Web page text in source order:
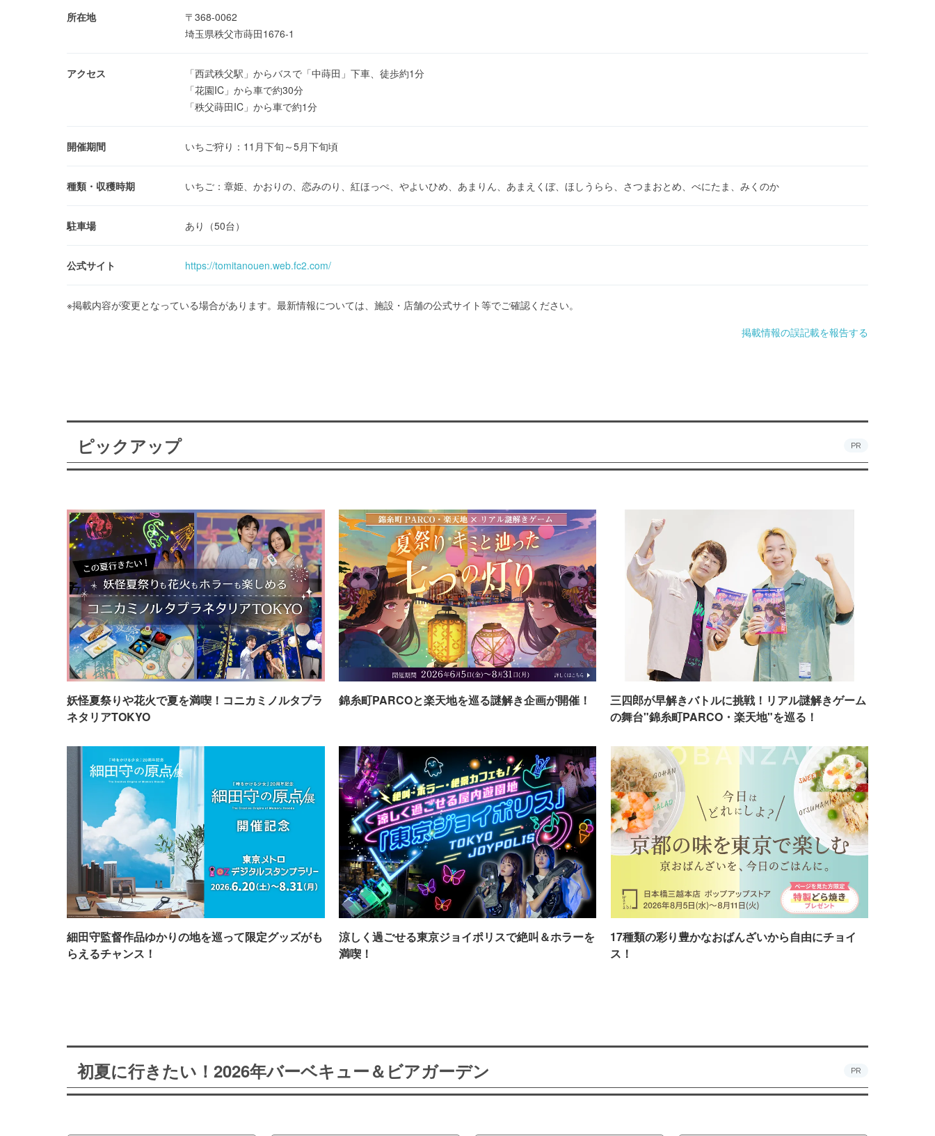
所在地
〒368-0062
埼玉県秩父市蒔田1676-1
アクセス
「西武秩父駅」からバスで「中蒔田」下車、徒歩約1分
「花園IC」から車で約30分
「秩父蒔田IC」から車で約1分
開催期間 いちご狩り：11月下旬～5月下旬頃
種類・収穫時期 いちご：章姫、かおりの、恋みのり、紅ほっぺ、やよいひめ、あまりん、あまえくぼ、ほしうらら、さつまおとめ、べにたま、みくのか
駐車場 あり（50台）
公式サイト https://tomitanouen.web.fc2.com/
※掲載内容が変更となっている場合があります。最新情報については、施設・店舗の公式サイト等でご確認ください。
掲載情報の誤記載を報告する
ピックアップ PR
妖怪夏祭りや花火で夏を満喫！コニカミノルタプラ
ネタリアTOKYO
錦糸町PARCOと楽天地を巡る謎解き企画が開催！
三四郎が早解きバトルに挑戦！リアル謎解きゲーム
の舞台"錦糸町PARCO・楽天地"を巡る！
細田守監督作品ゆかりの地を巡って限定グッズがも
らえるチャンス！
涼しく過ごせる東京ジョイポリスで絶叫＆ホラーを
満喫！
17種類の彩り豊かなおばんざいから自由にチョイ
ス！
初夏に行きたい！2026年バーベキュー＆ビアガーデン PR